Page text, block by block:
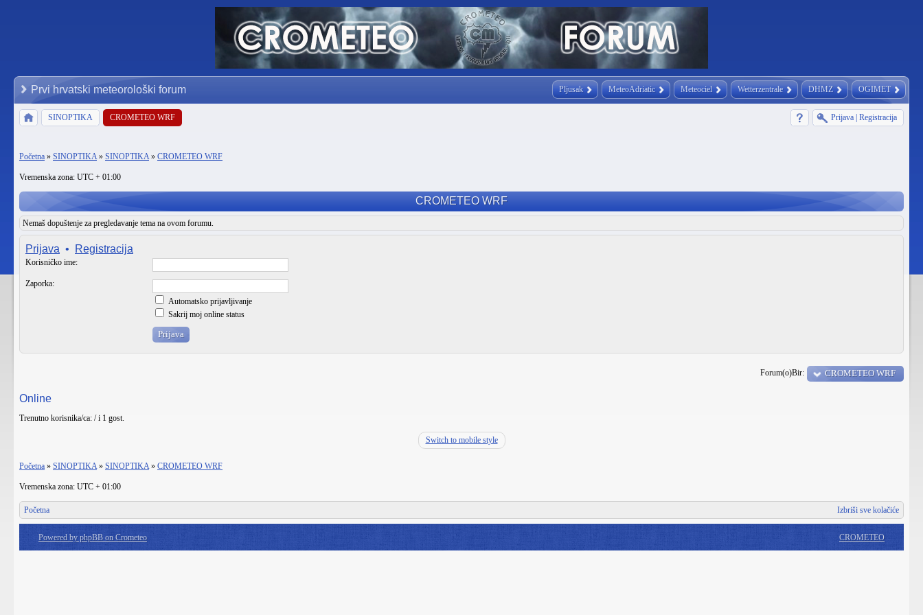
Pljusak MeteoAdriatic Meteociel Wetterzentrale DHMZ OGIMET
Prvi hrvatski meteorološki forum
SINOPTIKA CROMETEO WRF Prijava Registracija
Početna » SINOPTIKA» SINOPTIKA» CROMETEO WRF
Vremenska zona: UTC + 01:00
CROMETEO WRF
Nemaš dopuštenje za pregledavanje tema na ovom forumu.
Prijava • Registracija
Korisničko ime:
Zaporka:
Automatsko prijavljivanje
Sakrij moj online status
Forum(o)Bir: CROMETEO WRF
Online
Trenutno korisnika/ca: / i 1 gost.
Switch to mobile style
Početna » SINOPTIKA» SINOPTIKA» CROMETEO WRF
Vremenska zona: UTC + 01:00
Početna Izbriši sve kolačiće
Powered by phpBB on Crometeo CROMETEO